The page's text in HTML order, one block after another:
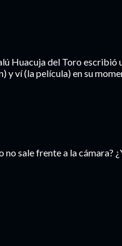
Huacuja del Toro escribió
y ví (la película) en su
sale frente a la cámara?